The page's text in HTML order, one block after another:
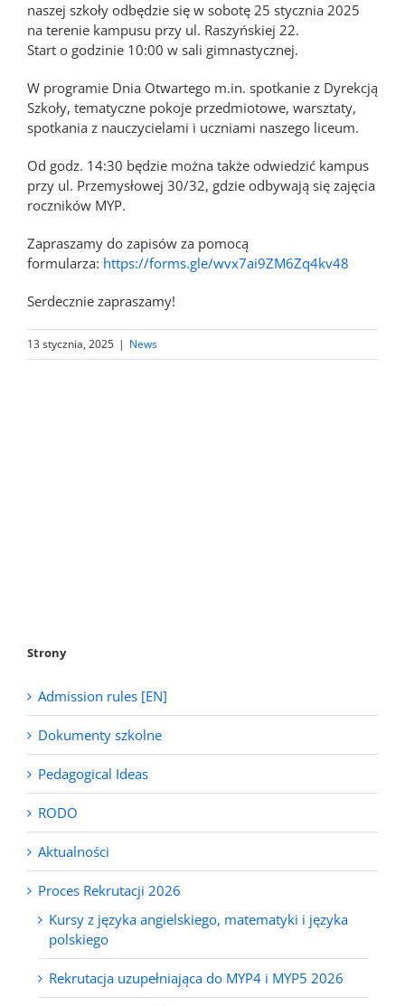
naszej szkoły odbędzie się w sobotę 25 stycznia 2025
na terenie kampusu przy ul. Raszyńskiej 22.
Start o godzinie 10:00 w sali gimnastycznej.
W programie Dnia Otwartego m.in. spotkanie z Dyrekcją
Szkoły, tematyczne pokoje przedmiotowe, warsztaty,
spotkania z nauczycielami i uczniami naszego liceum.
Od godz. 14:30 będzie można także odwiedzić kampus
przy ul. Przemysłowej 30/32, gdzie odbywają się zajęcia
roczników MYP.
Zapraszamy do zapisów za pomocą
formularza: https://forms.gle/wvx7ai9ZM6Zq4kv48
Serdecznie zapraszamy!
13 stycznia, 2025 | News
Strony
Admission rules [EN]
Dokumenty szkolne
Pedagogical Ideas
RODO
Aktualności
Proces Rekrutacji 2026
Kursy z języka angielskiego, matematyki i języka
polskiego
Rekrutacja uzupełniająca do MYP4 i MYP5 2026